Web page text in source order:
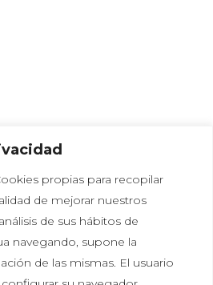
propias para recopilar
de mejorar nuestros
de sus hábitos de
navegando, supone la
de las mismas. El usuario